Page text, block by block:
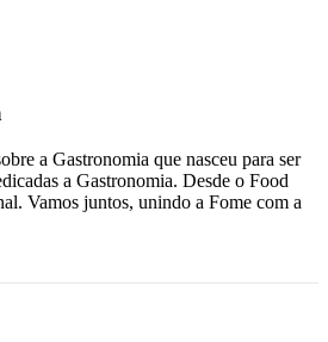
a Gastronomia que nasceu para ser
a Gastronomia. Desde o Food
Vamos juntos, unindo a Fome com a